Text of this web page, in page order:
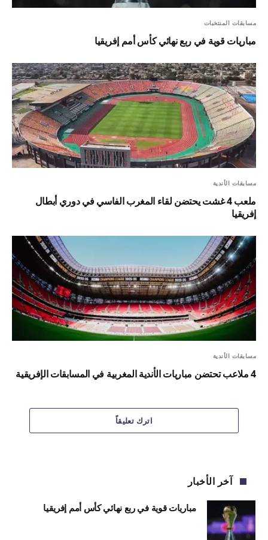
مسابقات المنتخبات
مباريات قوية في ربع نهائي كأس أمم إفريقيا
مسابقات الأندية
ملعب 4 غشت يحتضن لقاء المغرب الفاسي في دوري أبطال
إفريقيا
مسابقات الأندية
4 ملاعب تحتضن مباريات الأندية المغربية في المسابقات الإفريقية
اترك تعليقاً
آخر الأخبار
مباريات قوية في ربع نهائي كأس أمم إفريقيا